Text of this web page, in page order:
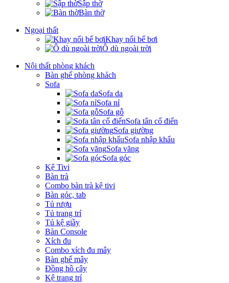
Sập thờ
Bàn thờ
Ngoại thất
Khay nổi bể bơi
Ô dù ngoài trời
Nội thất phòng khách
Bàn ghế phòng khách
Sofa
Sofa da
Sofa nỉ
Sofa gỗ
Sofa tân cổ điển
Sofa giường
Sofa nhập khẩu
Sofa văng
Sofa góc
Kệ Tivi
Bàn trà
Combo bàn trà kệ tivi
Bàn góc, tab
Tủ rượu
Tủ trang trí
Tủ kệ giầy
Bàn Console
Xích đu
Combo xích đu mây
Bàn ghế mây
Đồng hồ cây
Kệ trang trí